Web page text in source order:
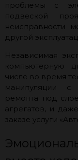
проблемы с
подвеской
неисправности
другой
Независимая
компьютерную
числе во время
манипуляции с
ремонта под
агрегатов, и
заказе услуги